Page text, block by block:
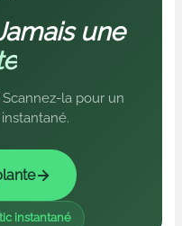
une
la pour un
instantané